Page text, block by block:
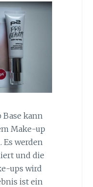
kann
Make-up
Es werden
und die
ups wird
ist ein